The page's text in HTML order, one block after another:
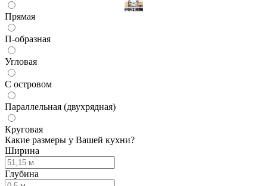
Прямая
П-образная
Угловая
С островом
Параллельная (двухрядная)
Круговая
Какие размеры у Вашей кухни?
Ширина
Глубина